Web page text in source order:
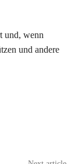
und, wenn
und andere